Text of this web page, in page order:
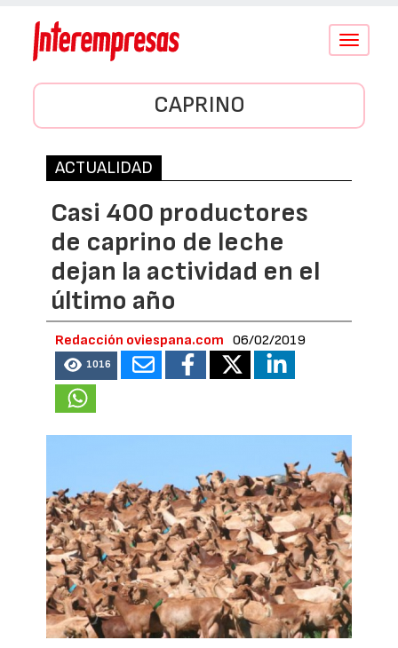
Conmutar
CAPRINO
ACTUALIDAD
Casi 400 productores
de caprino de leche
dejan la actividad en el
último año
Redacción oviespana.com 06/02/2019
1016